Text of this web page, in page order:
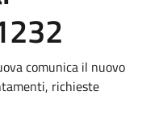
comunica il nuovo
richieste